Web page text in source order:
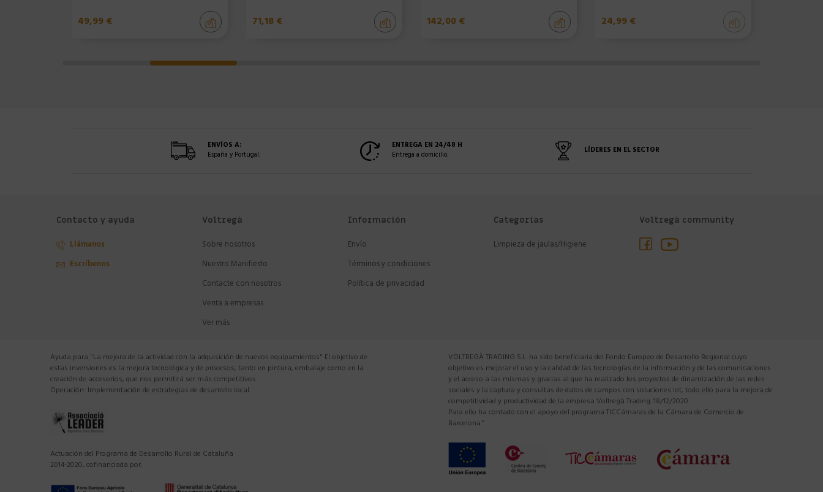
49,99 € 71,18 € 142,00 € 24,99 €
ENVÍOS A:
España y Portugal.
ENTREGA EN 24/48 H
Entrega a domicilio. LÍDERES EN EL SECTOR
Contacto y ayuda
Llámanos
Escríbenos
Voltregà
Sobre nosotros
Nuestro Manifiesto
Contacte con nosotros
Venta a empresas
Ver más
Información
Envío
Términos y condiciones
Política de privacidad
Categorías
Limpieza de jaulas/Higiene
Voltregà community
Ayuda para "La mejora de la actividad con la adquisición de nuevos equipamientos" El objetivo de
estas inversiones es la mejora tecnológica y de procesos, tanto en pintura, embalaje como en la
creación de accesorios, que nos permitirá ser más competitivos.
Operación: Implementación de estrategias de desarrollo local.
Actuación del Programa de Desarrollo Rural de Cataluña
2014-2020, cofinanciada por:
VOLTREGÀ TRADING S.L. ha sido beneficiaria del Fondo Europeo de Desarrollo Regional cuyo
objetivo es mejorar el uso y la calidad de las tecnologías de la información y de las comunicaciones
y el acceso a las mismas y gracias al que ha realizado los proyectos de dinamización de las redes
sociales y la captura y consultas de datos de campos con soluciones Iot, todo ello para la mejora de
competitividad y productividad de la empresa Voltregà Trading. 18/12/2020.
Para ello ha contado con el apoyo del programa TICCámaras de la Cámara de Comercio de
Barcelona.”